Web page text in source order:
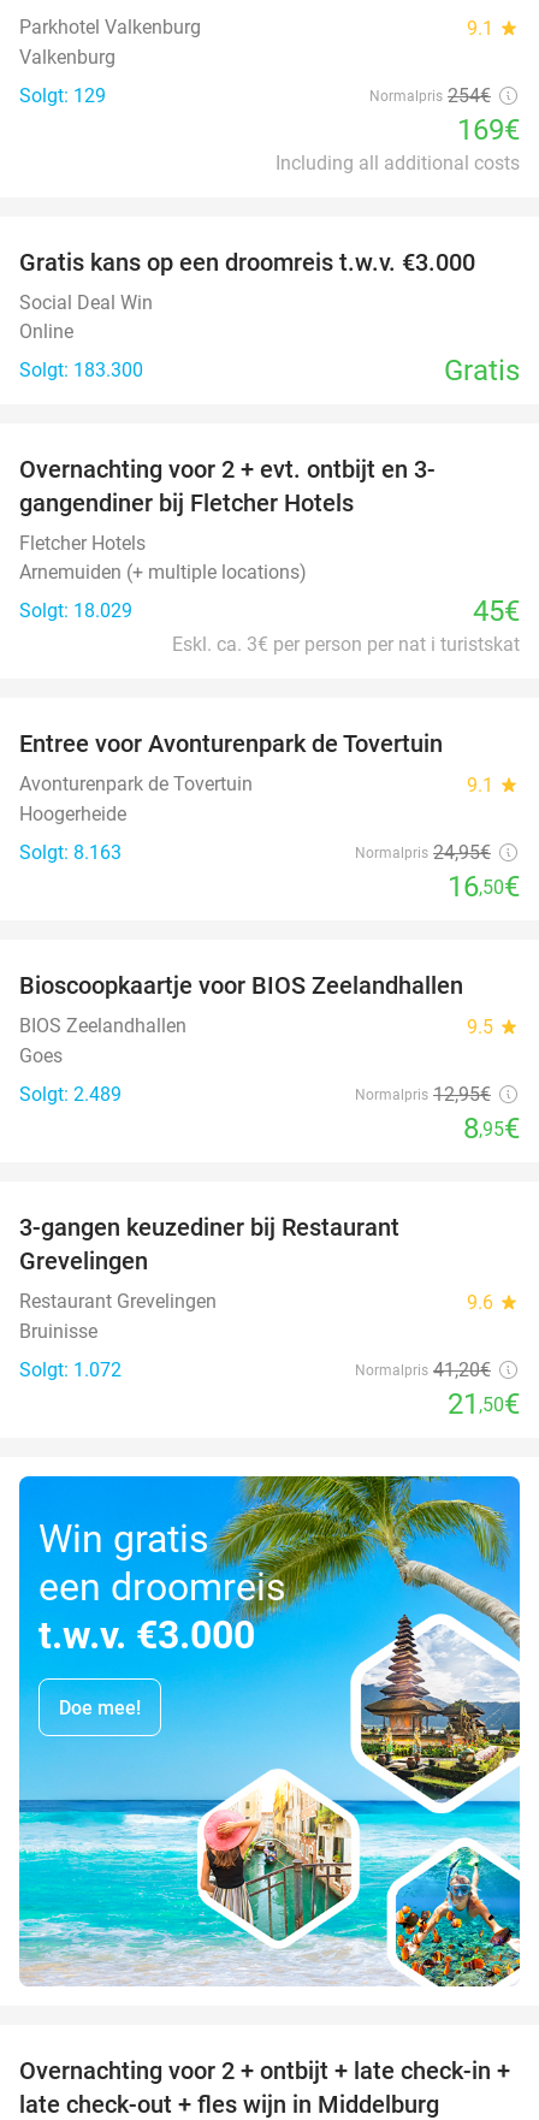
Parkhotel Valkenburg 9.1 star
Valkenburg
Solgt: 129
Normalpris 254€
169€
Including all additional costs
Gratis kans op een droomreis t.w.v. €3.000
Social Deal Win
Online
Solgt: 183.300
Gratis
Overnachting voor 2 + evt. ontbijt en 3-
gangendiner bij Fletcher Hotels
Fletcher Hotels
Arnemuiden (+ multiple locations)
Solgt: 18.029
45€
Eskl. ca. 3€ per person per nat i turistskat
Entree voor Avonturenpark de Tovertuin
Avonturenpark de Tovertuin 9.1 star
Hoogerheide
Solgt: 8.163
Normalpris 24,95€
16,50€
Bioscoopkaartje voor BIOS Zeelandhallen
BIOS Zeelandhallen 9.5 star
Goes
Solgt: 2.489
Normalpris 12,95€
8,95€
3-gangen keuzediner bij Restaurant
Grevelingen
Restaurant Grevelingen 9.6 star
Bruinisse
Solgt: 1.072
Normalpris 41,20€
21 ,50€
Win gratis
een droomreis
t.w.v. €3.000
Doe mee!
52%
Overnachting voor 2 + ontbijt + late check-in +
late check-out + fles wijn in Middelburg